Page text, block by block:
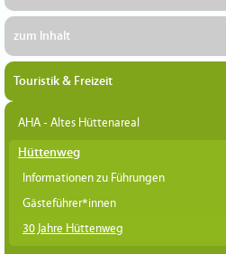
zum Inhalt
Touristik & Freizeit
AHA - Altes Hüttenareal
Hüttenweg
Informationen zu Führungen
Gästeführer*innen
30 Jahre Hüttenweg